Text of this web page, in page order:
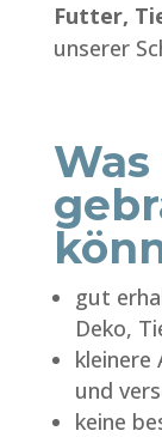
Futter,
unserer
gut
Deko,
kleinere
und
keine